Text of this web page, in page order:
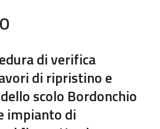
di verifica
di ripristino e
scolo Bordonchio
impianto di